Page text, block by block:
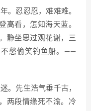
。忍忍忍，难难难。
高看，怎知海天蓝。
静坐思过观花谢，三
不愁偷笑钓鱼船。——
。先生浩气垂千古，
两段情缘死不渝。冷